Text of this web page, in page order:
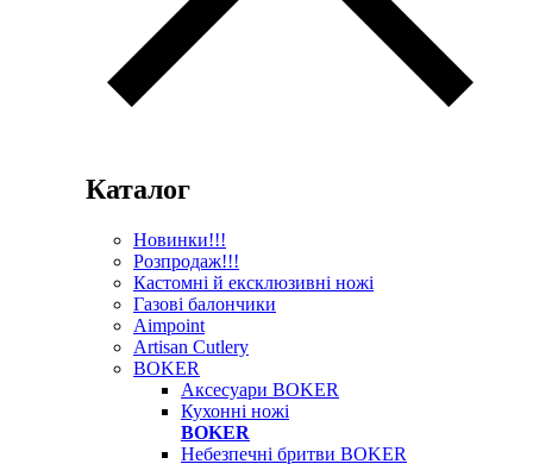
Каталог
Новинки!!!
Розпродаж!!!
Кастомні й ексклюзивні ножі
Газові балончики
Aimpoint
Artisan Cutlery
BOKER
Аксесуари BOKER
Кухонні ножі
BOKER
Небезпечні бритви BOKER